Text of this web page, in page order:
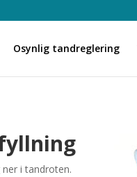
Osynlig tandreglering
i tandroten.